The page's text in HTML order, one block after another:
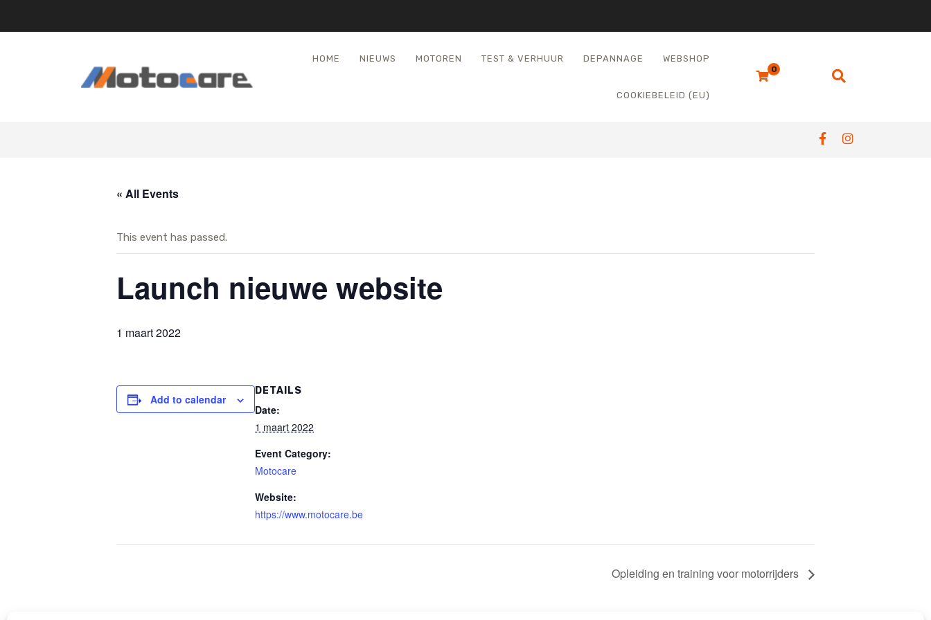
HOME NIEUWS MOTOREN TEST & VERHUUR DEPANNAGE WEBSHOP
COOKIEBELEID (EU)
0
« All Events
This event has passed.
Launch nieuwe website
1 maart 2022
Add to calendar
DETAILS
Date:
1 maart 2022
Event Category:
Motocare
Website:
https://www.motocare.be
Opleiding en training voor motorrijders